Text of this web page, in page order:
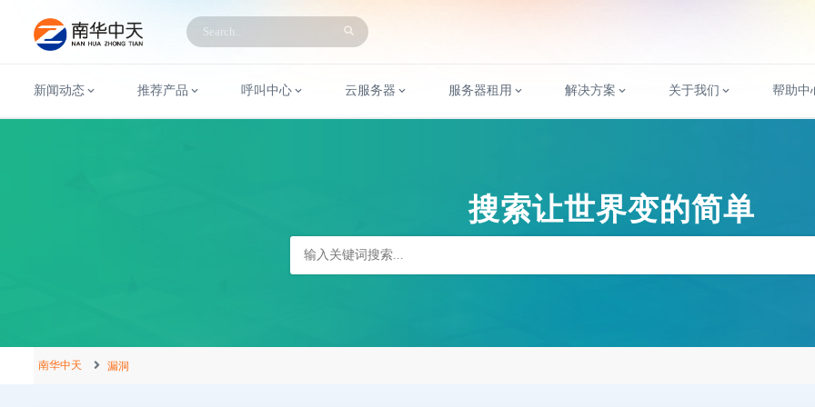
新闻动态 推荐产品 呼叫中心 云服务器 服务器租用 解决方案 关于我们 帮助中
搜索让世界变的简单
南华中天 漏洞